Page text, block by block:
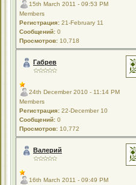
15th March 2011 - 09:53 PM
Members
Регистрация: 21-February 11
Сообщений: 0
Просмотров: 10,718
Габрев
24th December 2010 - 11:14 PM
Members
Регистрация: 22-December 10
Сообщений: 0
Просмотров: 10,772
Валерий
16th March 2011 - 09:49 PM